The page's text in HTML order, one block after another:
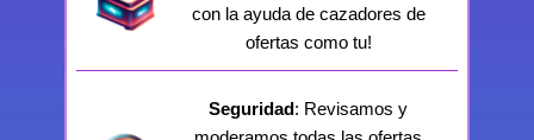
con la ayuda de cazadores de
ofertas como tu!
Seguridad: Revisamos y